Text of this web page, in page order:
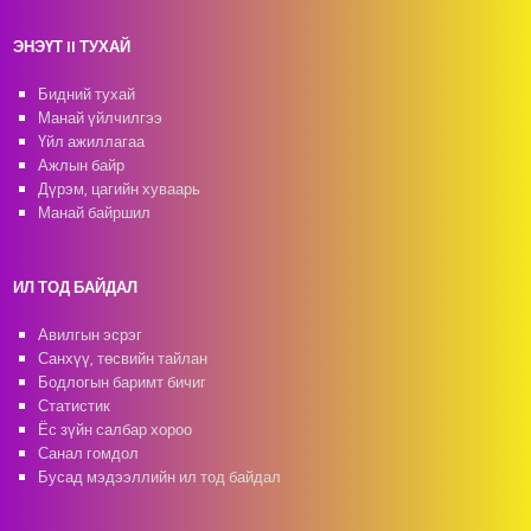
ЭНЭҮТ II ТУХАЙ
Бидний тухай
Манай үйлчилгээ
Үйл ажиллагаа
Ажлын байр
Дүрэм, цагийн хуваарь
Манай байршил
ИЛ ТОД БАЙДАЛ
Авилгын эсрэг
Санхүү, төсвийн тайлан
Бодлогын баримт бичиг
Статистик
Ёс зүйн салбар хороо
Санал гомдол
Бусад мэдээллийн ил тод байдал